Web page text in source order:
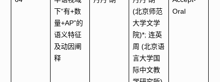
下“有+数
量+AP”的
语义特征
及动因阐
释
(北京师范
大学文学
院)*; 连英
周 (北京语
言大学国
际中文教
Oral